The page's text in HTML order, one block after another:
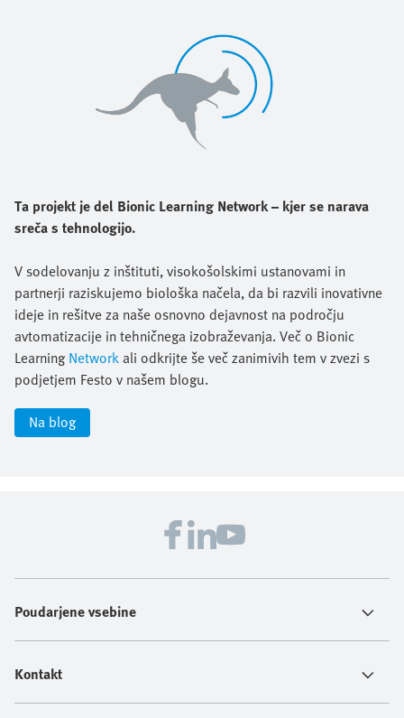
Ta projekt je del Bionic Learning Network – kjer se narava
sreča s tehnologijo.
V sodelovanju z inštituti, visokošolskimi ustanovami in
partnerji raziskujemo biološka načela, da bi razvili inovativne
ideje in rešitve za naše osnovno dejavnost na področju
avtomatizacije in tehničnega izobraževanja. Več o Bionic
Learning Networkali odkrijte še več zanimivih tem v zvezi s
podjetjem Festo v našem blogu.
Na blog
Poudarjene vsebine
Kontakt